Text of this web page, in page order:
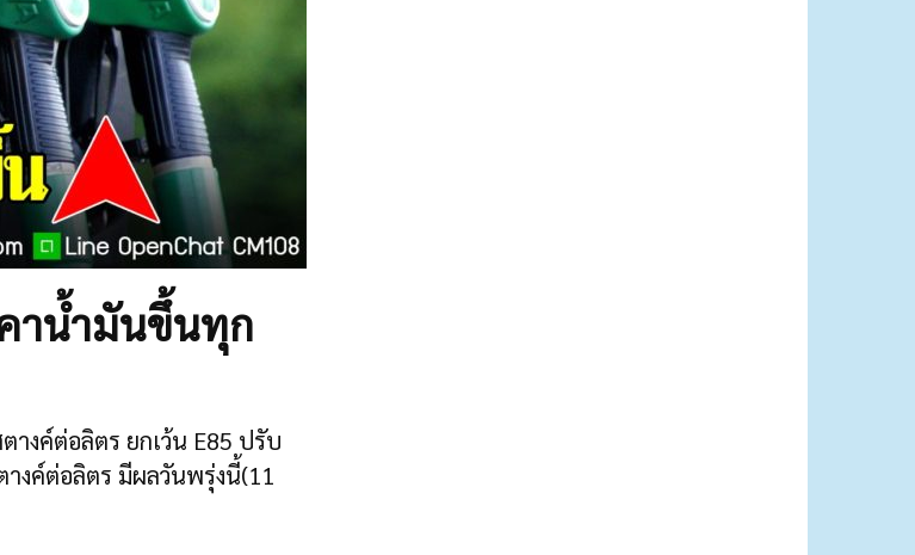
าน้ำมันขึ้นทุก
งค์ต่อลิตร ยกเว้น E85 ปรับ
งค์ต่อลิตร มีผลวันพรุ่งนี้(11